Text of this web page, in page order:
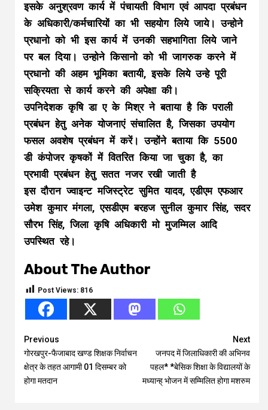
इसके अनुश्रवण कार्य में पंचायती विभाग एवं आपदा प्रबंधन
के अधिकारी/कर्मचारियों का भी सहयोग लिये जाये। उन्होने
प्रधानो को भी इस कार्य में उनकी सहभागिता लिये जाने
पर बल दिया। उन्होने किसानो को भी जागरुक करने में
प्रधानो की अहम भूमिका बतायी, इसके लिये उन्हे पूरी
सक्रियता से कार्य करने की अपेक्षा की।
उपनिदेशक कृषि डा ए के मिश्र ने बताया है कि पराली
प्रबंधन हेतु अनेक योजनाएं संचालित है, जिसका उपयोग
फसल अवशेष प्रबंधन में करें। उन्होंने बताया कि 5500
डी कंपोजर कृषकों में वितरित किया जा चुका है, का
प्रभावी प्रबंधन हेतु सतत नजर रखी जाती है
इस दौरान ज्वाइन्ट मजिस्ट्रेट सुमित यादव, एडीएम एफआर
उमेश कुमार मंगला, एसडीएम बरहज सुनील कुमार सिंह, सदर
सौरभ सिंह, जिला कृषि अधिकारी मो मुजम्मिल आदि
उपस्थित रहे।
About The Author
Post Views: 816
Continue
Reading
Previous
गोरखपुर-फैजाबाद खण्ड शिक्षक निर्वाचन
क्षेत्र के तहत आगामी 01 दिसम्बर को
होगा मतदान
Next
जनपद में जिलाधिकारी की अभिनव
पहल* *बेसिक शिक्षा के विद्यालयों के
मध्यान्ह् भोजन में सम्मिलित होगा मशरुम